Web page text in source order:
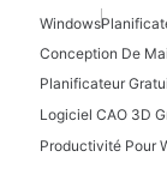
Windows
Conception De
Planificateur
Logiciel CAO 3D
Productivité Pour